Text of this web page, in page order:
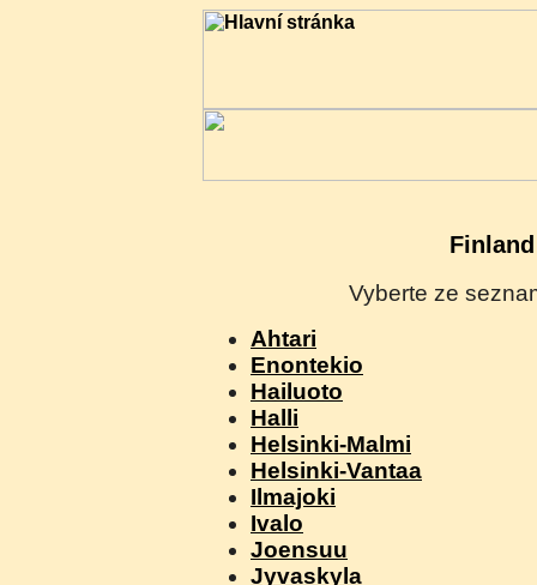
Finland
Vyberte ze
Ahtari
Enontekio
Hailuoto
Halli
Helsinki-Malmi
Helsinki-Vantaa
Ilmajoki
Ivalo
Joensuu
Jyvaskyla